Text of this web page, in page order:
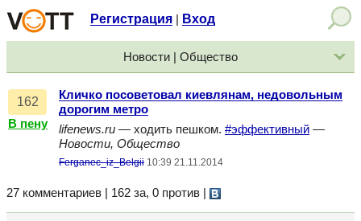
Регистрация Вход
Новости | Общество
162
В пену
Кличко посоветовал киевлянам, недовольным
дорогим метро
lifenews.ru — ходить пешком. #эффективный —
Новости, Общество
Ferganec_iz_Belgii 10:39 21.11.2014
27 комментариев | 162 за, 0 против